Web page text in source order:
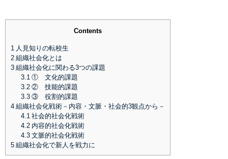
Contents
1
人見知りの転校生
2 組織社会化とは
3 組織社会化に関わる3つの課題
3.1 ① 文化的課題
3.2② 技能的課題
3.3③ 役割的課題
4 組織社会化戦術－内容・文脈・社会的3観点から－
4.1 社会的社会化戦術
4.2内容的社会化戦術
4.3文脈的社会化戦術
5 組織社会化で新人を戦力に